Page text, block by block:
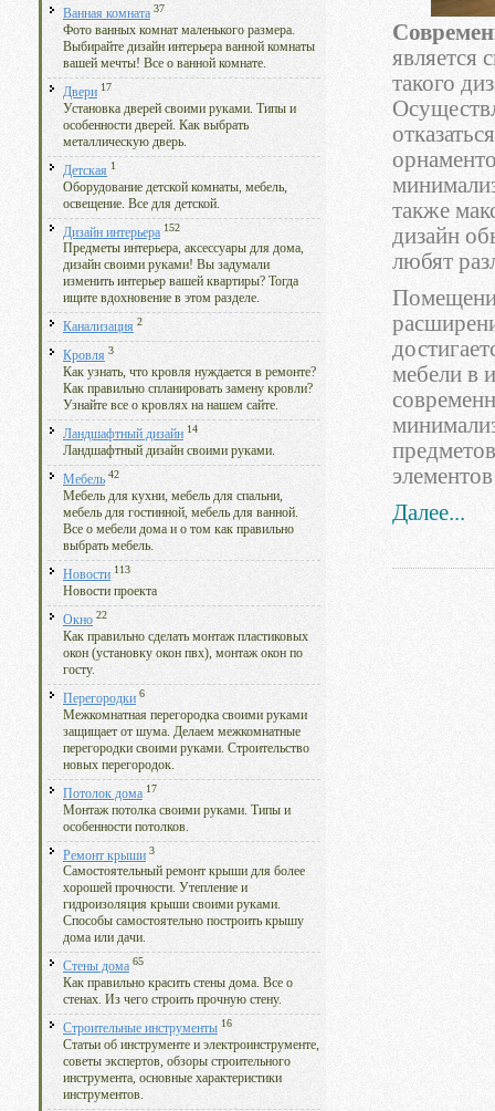
Ванная комната 37
Фото ванных комнат маленького размера.
Выбирайте дизайн интерьера ванной комнаты
вашей мечты! Все о ванной комнате.
Двери 17
Установка дверей своими руками. Типы и
особенности дверей. Как выбрать
металлическую дверь.
Детская 1
Оборудование детской комнаты, мебель,
освещение. Все для детской.
Дизайн интерьера 152
Предметы интерьера, аксессуары для дома,
дизайн своими руками! Вы задумали
изменить интерьер вашей квартиры? Тогда
ищите вдохновение в этом разделе.
Канализация 2
Кровля 3
Как узнать, что кровля нуждается в ремонте?
Как правильно спланировать замену кровли?
Узнайте все о кровлях на нашем сайте.
Ландшафтный дизайн 14
Ландшафтный дизайн своими руками.
Мебель 42
Мебель для кухни, мебель для спальни,
мебель для гостинной, мебель для ванной.
Все о мебели дома и о том как правильно
выбрать мебель.
Новости 113
Новости проекта
Окно 22
Как правильно сделать монтаж пластиковых
окон (установку окон пвх), монтаж окон по
госту.
Перегородки 6
Межкомнатная перегородка своими руками
защищает от шума. Делаем межкомнатные
перегородки своими руками. Строительство
новых перегородок.
Потолок дома 17
Монтаж потолка своими руками. Типы и
особенности потолков.
Ремонт крыши 3
Самостоятельный ремонт крыши для более
хорошей прочности. Утепление и
гидроизоляция крыши своими руками.
Способы самостоятельно построить крышу
дома или дачи.
Стены дома 65
Как правильно красить стены дома. Все о
стенах. Из чего строить прочную стену.
Строительные инструменты 16
Статьи об инструменте и электроинструменте,
советы экспертов, обзоры строительного
инструмента, основные характеристики
инструментов.
является
такого
также
дизайн
любят
мебели в
Далее...